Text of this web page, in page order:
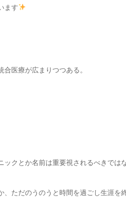
ます
医療が広まりつつある。
クとか名前は重要視されるべきでは
ただのうのうと時間を過ごし生涯を